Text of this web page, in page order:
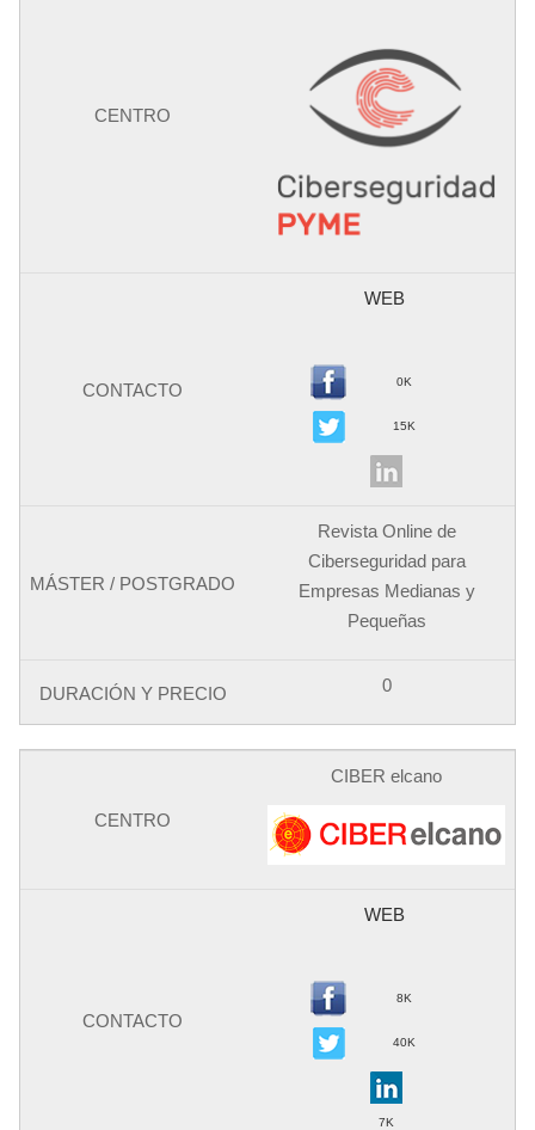
WEB
0K
15K
Revista Online de
Ciberseguridad para
Empresas Medianas y
Pequeñas
0
CIBER elcano
WEB
8K
40K
7K